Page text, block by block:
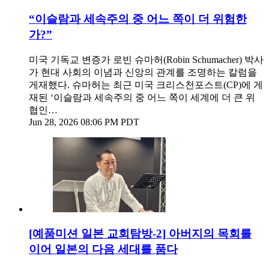
“이슬람과 세속주의 중 어느 쪽이 더 위험한
가?”
미국 기독교 변증가 로빈 슈마허(Robin Schumacher) 박사
가 현대 사회의 이념과 신앙의 관계를 조명하는 칼럼을
게재했다. 슈마허는 최근 미국 크리스천포스트(CP)에 게
재된 ‘이슬람과 세속주의 중 어느 쪽이 세계에 더 큰 위
협인…
Jun 28, 2026 08:06 PM PDT
[예품미션 일본 교회탐방-2] 아버지의 목회를
이어 일본의 다음 세대를 품다